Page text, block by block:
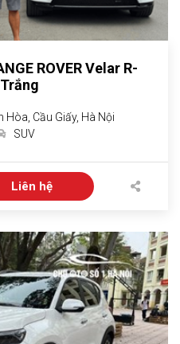
ROVER Velar R-
Hòa, Cầu Giấy, Hà Nội
SUV
Liên hệ